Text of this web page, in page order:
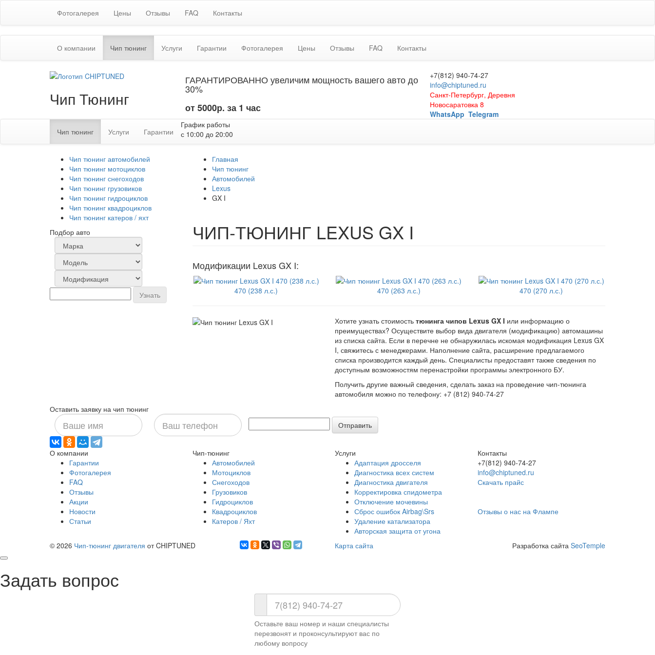
Фотогалерея Цены Отзывы FAQ Контакты
О компании Чип тюнинг(текущая)
Услуги Гарантии Фотогалерея Цены Отзывы FAQ Контакты
Чип Тюнинг
ГАРАНТИРОВАННО увеличим мощность вашего авто до
30%
от 5000р. за 1 час
+7(812) 940-74-27
info@chiptuned.ru
Санкт-Петербург, Деревня
Новосаратовка 8
WhatsApp Telegram
Чип тюнинг(текущая)
Услуги Гарантии
График работы
с 10:00 до 20:00
Чип тюнинг автомобилей
Чип тюнинг мотоциклов
Чип тюнинг снегоходов
Чип тюнинг грузовиков
Чип тюнинг гидроциклов
Чип тюнинг квадроциклов
Чип тюнинг катеров / яхт
Подбор авто
Узнать
Главная
Чип тюнинг
Автомобилей
Lexus
GX I
ЧИП-ТЮНИНГ LEXUS GX I
Модификации Lexus GX I:
470 (238 л.с.) 470 (263 л.с.) 470 (270 л.с.)
Хотите узнать стоимость тюнинга чипов Lexus GX I или информацию о
преимуществах? Осуществите выбор вида двигателя (модификацию) автомашины
из списка сайта. Если в перечне не обнаружилась искомая модификация Lexus GX
I, свяжитесь с менеджерами. Наполнение сайта, расширение предлагаемого
списка производится каждый день. Специалисты предоставят также сведения по
доступным возможностям перенастройки программы электронного БУ.
Получить другие важный сведения, сделать заказ на проведение чип-тюнинга
автомобиля можно по телефону: +7 (812) 940-74-27
Оставить заявку на чип тюнинг
Ваше
имя
Ваш
телефон
Отправить
О компании
Гарантии
Фотогалерея
FAQ
Отзывы
Акции
Новости
Статьи
Чип-тюнинг
Автомобилей
Мотоциклов
Снегоходов
Грузовиков
Гидроциклов
Квадроциклов
Катеров / Яхт
Услуги
Адаптация дросселя
Диагностика всех систем
Диагностика двигателя
Корректировка спидометра
Отключение мочевины
Сброс ошибок Airbag\Srs
Удаление катализатора
Авторская защита от угона
Контакты
+7(812) 940-74-27
info@chiptuned.ru
Скачать прайс
Отзывы о нас на Флампе
© 2026 Чип-тюнинг двигателя от CHIPTUNED Карта сайта Разработка сайта SeoTemple
Задать вопрос
Оставьте ваш номер и наши специалисты
перезвонят и проконсультируют вас по
любому вопросу